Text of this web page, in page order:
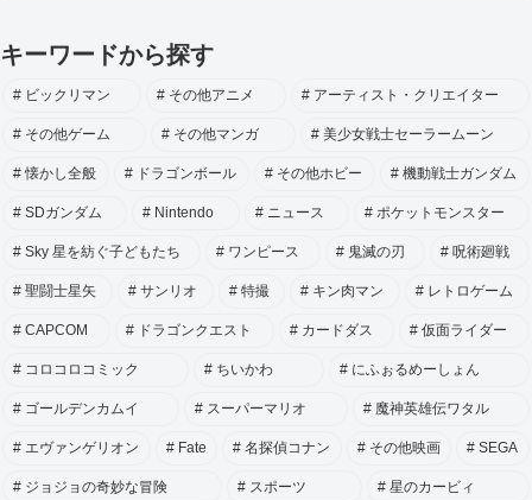
キーワードから探す
ビックリマン その他アニメ アーティスト・クリエイター
その他ゲーム その他マンガ 美少女戦士セーラームーン
懐かし全般 ドラゴンボール その他ホビー 機動戦士ガンダム
SDガンダム Nintendo ニュース ポケットモンスター
Sky 星を紡ぐ子どもたち ワンピース 鬼滅の刃 呪術廻戦
聖闘士星矢 サンリオ 特撮 キン肉マン レトロゲーム
CAPCOM ドラゴンクエスト カードダス 仮面ライダー
コロコロコミック ちいかわ にふぉるめーしょん
ゴールデンカムイ スーパーマリオ 魔神英雄伝ワタル
エヴァンゲリオン Fate 名探偵コナン その他映画 SEGA
ジョジョの奇妙な冒険 スポーツ 星のカービィ